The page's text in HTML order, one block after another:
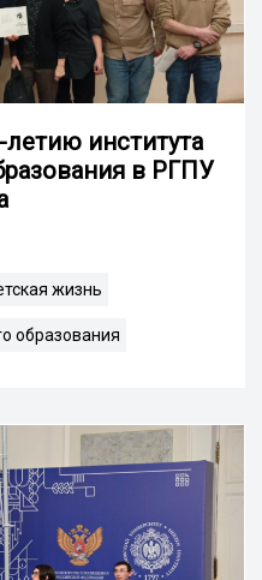
института
в РГПУ
жизнь
образования